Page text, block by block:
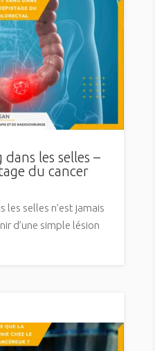
les selles –
du cancer
les selles n’est jamais
d’une simple lésion